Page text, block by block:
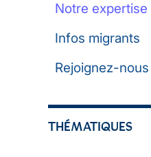
Notre expertise
Infos migrants
Rejoignez-nous
THÉMATIQUES